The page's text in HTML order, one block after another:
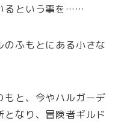
るという事を……
ふもとにある小さな
もと、今やハルガーデ
なり、冒険者ギルド